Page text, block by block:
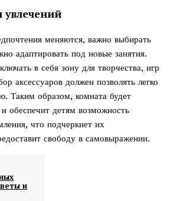
увлечений
меняются, важно выбирать
адаптировать под новые занятия.
в себя зону для творчества, игр
аксессуаров должен позволять легко
Таким образом, комната будет
и обеспечит детям возможность
что подчеркнет их
свободу в самовыражении.
и